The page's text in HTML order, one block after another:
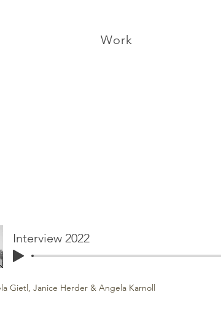
Work
Interview 2022
Gietl, Janice Herder & Angela Karnoll